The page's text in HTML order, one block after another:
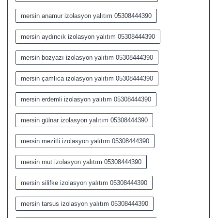
mersin anamur izolasyon yalıtım 05308444390
mersin aydıncık izolasyon yalıtım 05308444390
mersin bozyazı izolasyon yalıtım 05308444390
mersin çamlıca izolasyon yalıtım 05308444390
mersin erdemli izolasyon yalıtım 05308444390
mersin gülnar izolasyon yalıtım 05308444390
mersin mezitli izolasyon yalıtım 05308444390
mersin mut izolasyon yalıtım 05308444390
mersin silifke izolasyon yalıtım 05308444390
mersin tarsus izolasyon yalıtım 05308444390